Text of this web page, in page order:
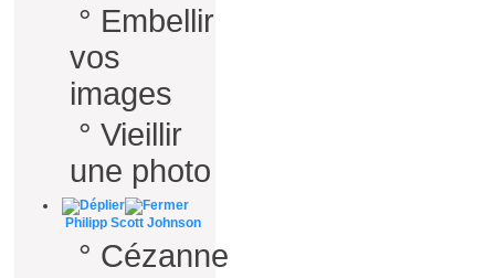
° Embellir
vos
images
° Vieillir
une photo
Philipp Scott Johnson
° Cézanne